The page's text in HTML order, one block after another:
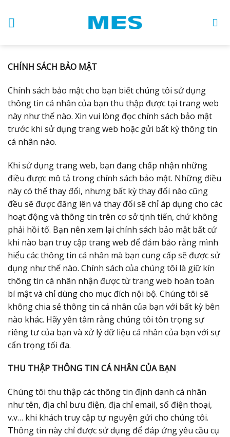
content
CHÍNH SÁCH BẢO MẬT
Chính sách bảo mật cho bạn biết chúng tôi sử dụng
thông tin cá nhân của bạn thu thập được tại trang web
này như thế nào. Xin vui lòng đọc chính sách bảo mật
trước khi sử dụng trang web hoặc gửi bất kỳ thông tin
cá nhân nào.
Khi sử dụng trang web, bạn đang chấp nhận những
điều được mô tả trong chính sách bảo mật. Những điều
này có thể thay đổi, nhưng bất kỳ thay đổi nào cũng
đều sẽ được đăng lên và thay đổi sẽ chỉ áp dụng cho các
hoạt động và thông tin trên cơ sở tịnh tiến, chứ không
phải hồi tố. Bạn nên xem lại chính sách bảo mật bất cứ
khi nào bạn truy cập trang web để đảm bảo rằng mình
hiểu các thông tin cá nhân mà bạn cung cấp sẽ được sử
dụng như thế nào. Chính sách của chúng tôi là giữ kín
thông tin cá nhân nhận được từ trang web hoàn toàn
bí mật và chỉ dùng cho mục đích nội bộ. Chúng tôi sẽ
không chia sẻ thông tin cá nhân của bạn với bất kỳ bên
nào khác. Hãy yên tâm rằng chúng tôi tôn trọng sự
riêng tư của bạn và xử lý dữ liệu cá nhân của bạn với sự
cẩn trọng tối đa.
THU THẬP THÔNG TIN CÁ NHÂN CỦA BẠN
Chúng tôi thu thập các thông tin định danh cá nhân
như tên, địa chỉ bưu điện, địa chỉ email, số điện thoại,
v.v… khi khách truy cập tự nguyện gửi cho chúng tôi.
Thông tin này chỉ được sử dụng để đáp ứng yêu cầu cụ